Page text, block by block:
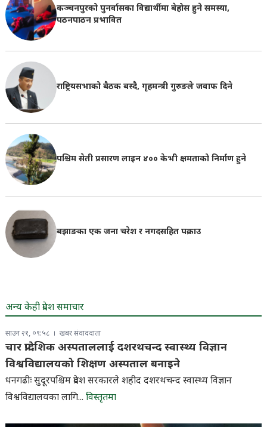
कञ्चनपुरको पुनर्वासका विद्यार्थीमा बेहोस हुने समस्या,
पठनपाठन प्रभावित
राष्ट्रियसभाको बैठक बस्दै, गृहमन्त्री गुरुङले जवाफ दिने
पश्चिम सेती प्रसारण लाइन ४०० केभी क्षमताको निर्माण हुने
बझाङका एक जना चरेश र नगदसहित पक्राउ
अन्य केही प्रदेश समाचार
साउन २१, ०९:५८ खबर संवाददाता
चार प्रादेशिक अस्पताललाई दशरथचन्द स्वास्थ्य विज्ञान
विश्वविद्यालयको शिक्षण अस्पताल बनाइने
धनगढीः सुदूरपश्चिम प्रदेश सरकारले शहीद दशरथचन्द स्वास्थ्य विज्ञान
विश्वविद्यालयका लागि... विस्तृतमा